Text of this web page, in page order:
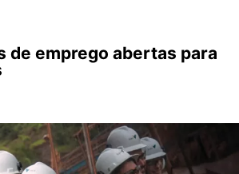
de emprego abertas para